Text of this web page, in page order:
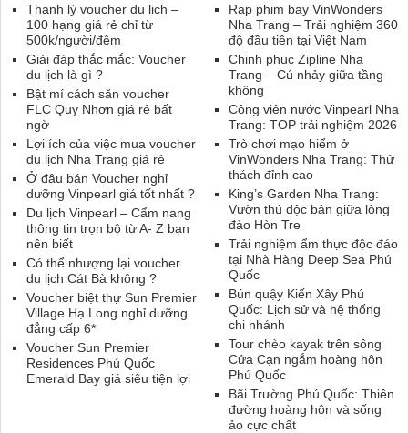
Rạp phim bay VinWonders
Nha Trang – Trải nghiệm 360
độ đầu tiên tại Việt Nam
Chinh phục Zipline Nha
Trang – Cú nhảy giữa tầng
không
Công viên nước Vinpearl Nha
Trang: TOP trải nghiệm 2026
Trò chơi mạo hiểm ở
VinWonders Nha Trang: Thử
thách đỉnh cao
King’s Garden Nha Trang:
Vườn thú độc bản giữa lòng
đảo Hòn Tre
Trải nghiệm ẩm thực độc đáo
tại Nhà Hàng Deep Sea Phú
Quốc
Bún quậy Kiến Xây Phú
Quốc: Lịch sử và hệ thống
chi nhánh
Tour chèo kayak trên sông
Cửa Cạn ngắm hoàng hôn
Phú Quốc
Bãi Trường Phú Quốc: Thiên
đường hoàng hôn và sống
ảo cực chất
Thanh lý voucher du lịch –
100 hạng giá rẻ chỉ từ
500k/người/đêm
Giải đáp thắc mắc: Voucher
du lịch là gì ?
Bật mí cách săn voucher
FLC Quy Nhơn giá rẻ bất
ngờ
Lợi ích của việc mua voucher
du lịch Nha Trang giá rẻ
Ở đâu bán Voucher nghỉ
dưỡng Vinpearl giá tốt nhất ?
Du lịch Vinpearl – Cẩm nang
thông tin trọn bộ từ A- Z bạn
nên biết
Có thể nhượng lại voucher
du lịch Cát Bà không ?
Voucher biệt thự Sun Premier
Village Hạ Long nghỉ dưỡng
đẳng cấp 6*
Voucher Sun Premier
Residences Phú Quốc
Emerald Bay giá siêu tiện lợi